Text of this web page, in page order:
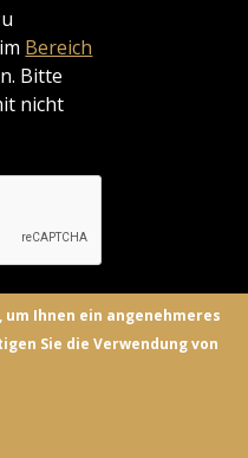
Bereich
Bitte
nicht
Ihnen ein angenehmeres
Sie die Verwendung von